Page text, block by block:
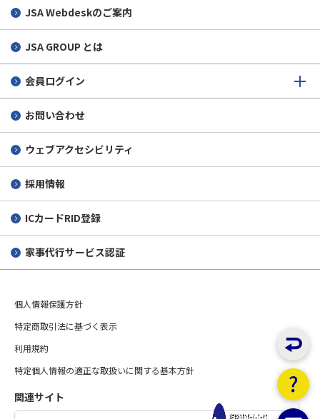
JSA Webdeskのご案内
JSA GROUP とは
会員ログイン
お問い合わせ
ウェブアクセシビリティ
採用情報
ICカードRID登録
家事代行サービス認証
個人情報保護方針
特定商取引法に基づく表示
利用規約
特定個人情報の適正な取扱いに関する基本方針
関連サイト